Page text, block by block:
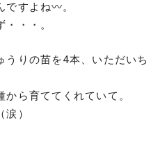
すよね〰。
・・。
うりの苗を4本、いただいち
ら育ててくれていて。
）